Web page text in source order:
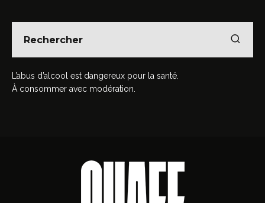
L’abus d’alcool est dangereux pour la santé.
À consommer avec modération.